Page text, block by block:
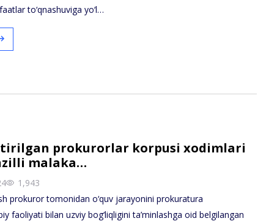
to‘qnashuviga yo‘l…
prokurorlar korpusi xodimlari
malaka…
1,943
prokuror tomonidan o‘quv jarayonini prokuratura
faoliyati bilan uzviy bog‘liqligini ta’minlashga oid belgilangan